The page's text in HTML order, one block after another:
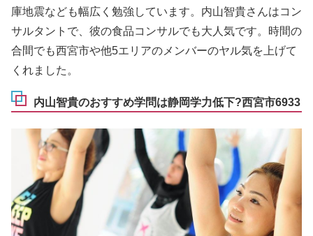
庫地震なども幅広く勉強しています。内山智貴さんはコン
サルタントで、彼の食品コンサルでも大人気です。時間の
合間でも西宮市や他5エリアのメンバーのヤル気を上げて
くれました。
内山智貴のおすすめ学問は静岡学力低下?西宮市6933